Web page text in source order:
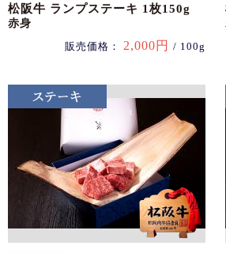
松阪牛 ランプステーキ 1枚150g
赤身
販売価格： 2,000円 / 100g